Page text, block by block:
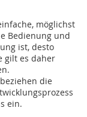
möglichst
Bedienung und
ist, desto
gilt es daher
die
ein.